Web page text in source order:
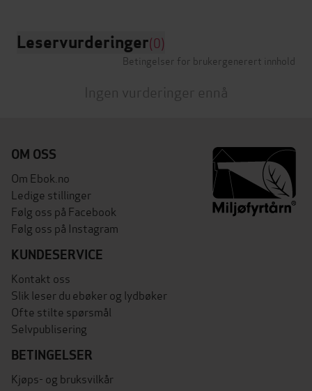
Leservurderinger(0)
Betingelser for brukergenerert innhold
Ingen vurderinger ennå
OM OSS
Om Ebok.no
Ledige stillinger
Følg oss på Facebook
Følg oss på Instagram
KUNDESERVICE
Kontakt oss
Slik leser du ebøker og lydbøker
Ofte stilte spørsmål
Selvpublisering
BETINGELSER
Kjøps- og bruksvilkår